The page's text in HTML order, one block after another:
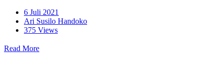
6 Juli 2021
Ari Susilo Handoko
375 Views
Read More